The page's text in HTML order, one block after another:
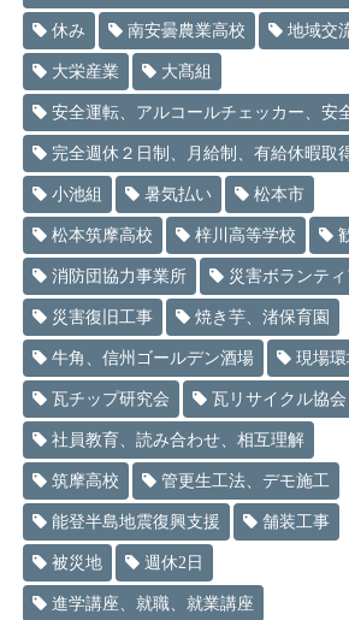
休み 南安曇農業高校 地域交
大栄産業 大髙組
安全運転、アルコールチェッカー、安
完全週休２日制、月給制、有給休暇取
小池組 暑気払い 松本市
松本筑摩高校 梓川高等学校
消防団協力事業所 災害ボランティ
災害復旧工事 焼き芋、渚保育園
牛角、信州ゴールデン酒場 現場
瓦チップ研究会 瓦リサイクル協会
社員教育、読み合わせ、相互理解
筑摩高校 管更生工法、デモ施工
能登半島地震復興支援 舗装工事
被災地 週休2日
進学講座、就職、就業講座